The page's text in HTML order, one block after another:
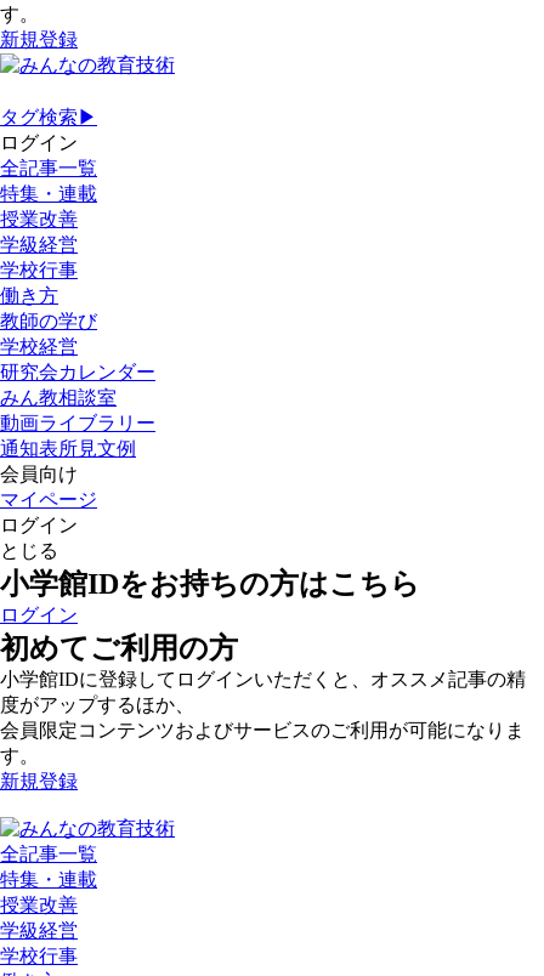
す。
新規登録
タグ検索▶
ログイン
全記事一覧
特集・連載
授業改善
学級経営
学校行事
働き方
教師の学び
学校経営
研究会カレンダー
みん教相談室
動画ライブラリー
通知表所見文例
会員向け
マイページ
ログイン
とじる
小学館IDをお持ちの方はこちら
ログイン
初めてご利用の方
小学館IDに登録してログインいただくと、オススメ記事の精
度がアップするほか、
会員限定コンテンツおよびサービスのご利用が可能になりま
す。
新規登録
全記事一覧
特集・連載
授業改善
学級経営
学校行事